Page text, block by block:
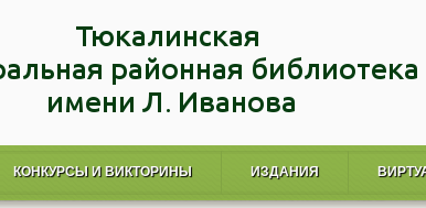
КОНКУРСЫ И ВИКТОРИНЫ ИЗДАНИЯ